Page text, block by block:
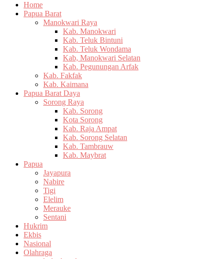
Home
Papua Barat
Manokwari Raya
Kab. Manokwari
Kab. Teluk Bintuni
Kab. Teluk Wondama
Kab, Manokwari Selatan
Kab. Pegunungan Arfak
Kab. Fakfak
Kab. Kaimana
Papua Barat Daya
Sorong Raya
Kab. Sorong
Kota Sorong
Kab. Raja Ampat
Kab. Sorong Selatan
Kab. Tambrauw
Kab. Maybrat
Papua
Jayapura
Nabire
Tigi
Elelim
Merauke
Sentani
Hukrim
Ekbis
Nasional
Olahraga